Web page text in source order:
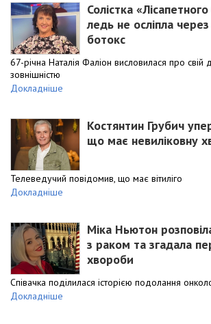
Солістка
ледь не осліпла
ботокс
67-річна Наталія Фаліон висловилася про свій
зовнішністю
Докладніше
Костянтин Грубич
що має невиліковну
Телеведучий повідомив, що має вітиліго
Докладніше
Міка Ньютон
з раком та згадала
хвороби
Співачка поділилася історією подолання
Докладніше